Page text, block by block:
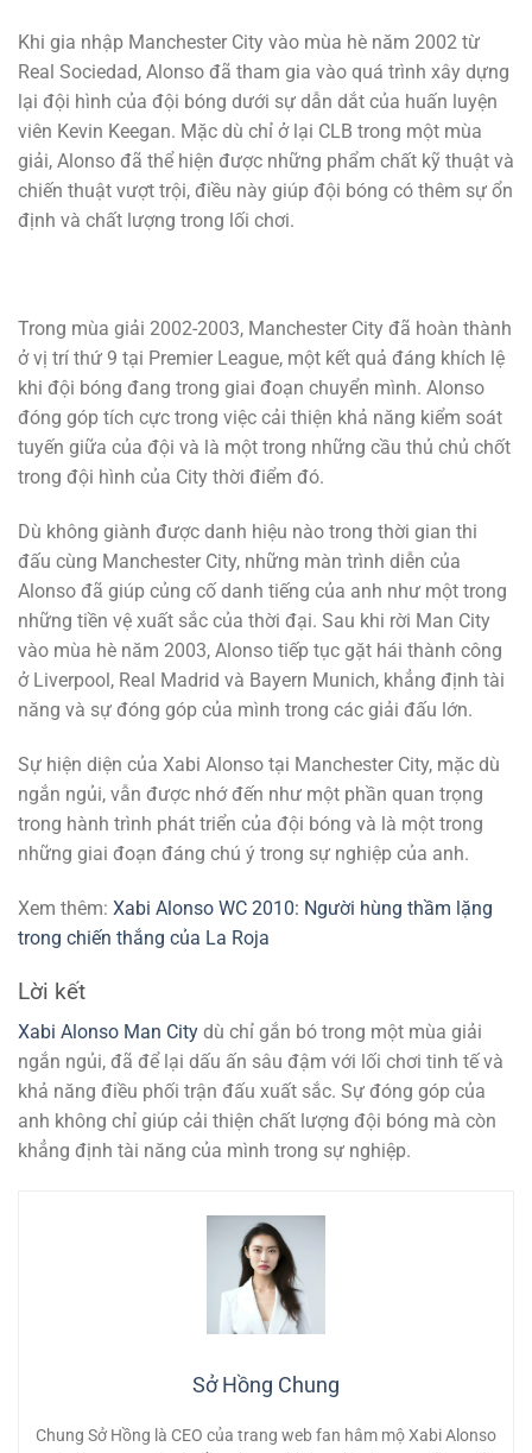
Khi gia nhập Manchester City vào mùa hè năm 2002 từ
Real Sociedad, Alonso đã tham gia vào quá trình xây dựng
lại đội hình của đội bóng dưới sự dẫn dắt của huấn luyện
viên Kevin Keegan. Mặc dù chỉ ở lại CLB trong một mùa
giải, Alonso đã thể hiện được những phẩm chất kỹ thuật và
chiến thuật vượt trội, điều này giúp đội bóng có thêm sự ổn
định và chất lượng trong lối chơi.
Trong mùa giải 2002-2003, Manchester City đã hoàn thành
ở vị trí thứ 9 tại Premier League, một kết quả đáng khích lệ
khi đội bóng đang trong giai đoạn chuyển mình. Alonso
đóng góp tích cực trong việc cải thiện khả năng kiểm soát
tuyến giữa của đội và là một trong những cầu thủ chủ chốt
trong đội hình của City thời điểm đó.
Dù không giành được danh hiệu nào trong thời gian thi
đấu cùng Manchester City, những màn trình diễn của
Alonso đã giúp củng cố danh tiếng của anh như một trong
những tiền vệ xuất sắc của thời đại. Sau khi rời Man City
vào mùa hè năm 2003, Alonso tiếp tục gặt hái thành công
ở Liverpool, Real Madrid và Bayern Munich, khẳng định tài
năng và sự đóng góp của mình trong các giải đấu lớn.
Sự hiện diện của Xabi Alonso tại Manchester City, mặc dù
ngắn ngủi, vẫn được nhớ đến như một phần quan trọng
trong hành trình phát triển của đội bóng và là một trong
những giai đoạn đáng chú ý trong sự nghiệp của anh.
Xem thêm: Xabi Alonso WC 2010: Người hùng thầm lặng
trong chiến thắng của La Roja
Lời kết
Xabi Alonso Man City dù chỉ gắn bó trong một mùa giải
ngắn ngủi, đã để lại dấu ấn sâu đậm với lối chơi tinh tế và
khả năng điều phối trận đấu xuất sắc. Sự đóng góp của
anh không chỉ giúp cải thiện chất lượng đội bóng mà còn
khẳng định tài năng của mình trong sự nghiệp.
Sở Hồng Chung
Chung Sở Hồng là CEO của trang web fan hâm mộ Xabi Alonso